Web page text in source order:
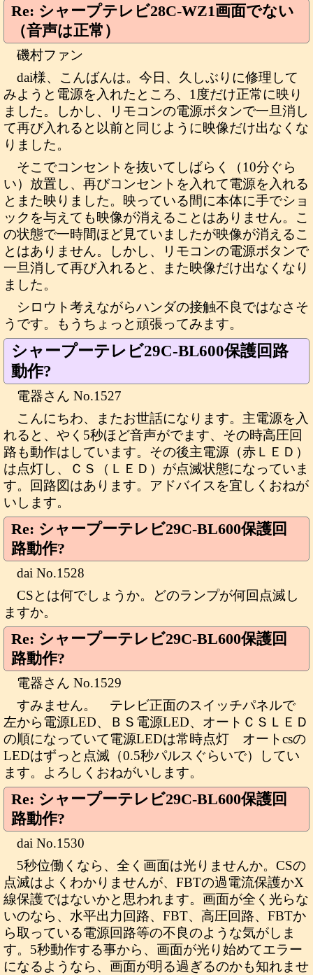
Re: シャープテレビ28C-WZ1画面でない
（音声は正常）
磯村ファン
dai様、こんばんは。今日、久しぶりに修理して
みようと電源を入れたところ、1度だけ正常に映り
ました。しかし、リモコンの電源ボタンで一旦消し
て再び入れると以前と同じように映像だけ出なくな
りました。
そこでコンセントを抜いてしばらく（10分ぐら
い）放置し、再びコンセントを入れて電源を入れる
とまた映りました。映っている間に本体に手でショ
ックを与えても映像が消えることはありません。こ
の状態で一時間ほど見ていましたが映像が消えるこ
とはありません。しかし、リモコンの電源ボタンで
一旦消して再び入れると、また映像だけ出なくなり
ました。
シロウト考えながらハンダの接触不良ではなさそ
うです。もうちょっと頑張ってみます。
シャープーテレビ29C-BL600保護回路
動作?
電器さん No.1527
こんにちわ、またお世話になります。主電源を入
れると、やく5秒ほど音声がでます、その時高圧回
路も動作はしています。その後主電源（赤ＬＥＤ）
は点灯し、ＣＳ（ＬＥＤ）が点滅状態になっていま
す。回路図はあります。アドバイスを宜しくおねが
いします。
Re: シャープーテレビ29C-BL600保護回
路動作?
dai No.1528
CSとは何でしょうか。どのランプが何回点滅し
ますか。
Re: シャープーテレビ29C-BL600保護回
路動作?
電器さん No.1529
すみません。 テレビ正面のスイッチパネルで
左から電源LED、ＢＳ電源LED、オートＣＳＬＥＤ
の順になっていて電源LEDは常時点灯 オートcsの
LEDはずっと点滅（0.5秒パルスぐらいで）してい
ます。よろしくおねがいします。
Re: シャープーテレビ29C-BL600保護回
路動作?
dai No.1530
5秒位働くなら、全く画面は光りませんか。CSの
点滅はよくわかりませんが、FBTの過電流保護かX
線保護ではないかと思われます。画面が全く光らな
いのなら、水平出力回路、FBT、高圧回路、FBTか
ら取っている電源回路等の不良のような気がしま
す。5秒動作する事から、画面が光り始めてエラー
になるようなら、画面が明る過ぎるのかも知れませ